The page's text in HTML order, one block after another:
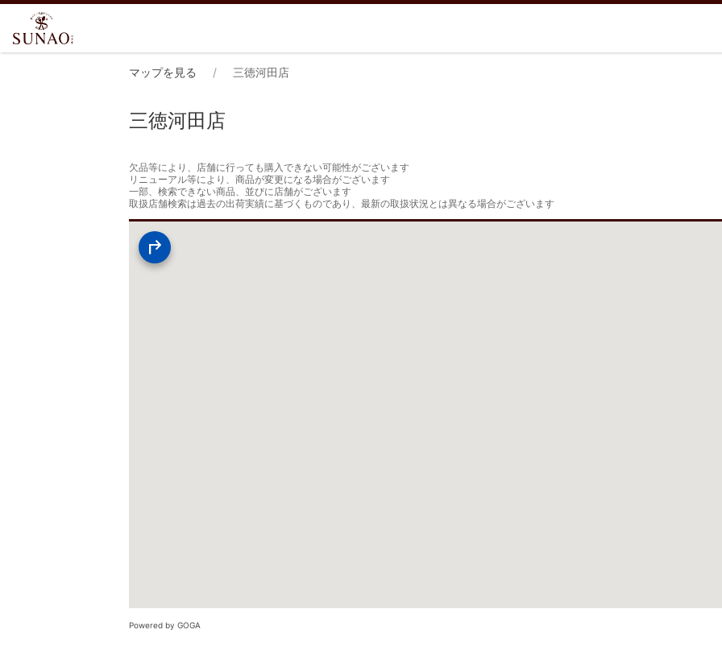
マップを見る 三徳河田店
三徳河田店
欠品等により、店舗に行っても購入できない可能性がございます
リニューアル等により、商品が変更になる場合がございます
一部、検索できない商品、並びに店舗がございます
取扱店舗検索は過去の出荷実績に基づくものであり、最新の取扱状況とは異なる場合がございます
Powered by GOGA